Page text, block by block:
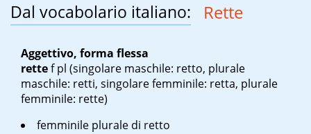
Dal vocabolario italiano: Rette
Aggettivo, forma flessa
rettef pl (singolare maschile: retto, plurale
maschile: retti, singolare femminile: retta, plurale
femminile: rette)
femminile plurale di retto